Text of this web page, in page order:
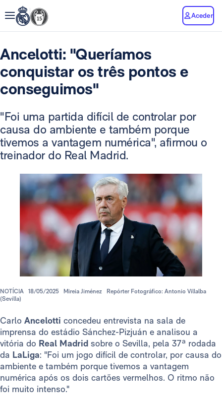
Aceder
Ancelotti: "Queríamos
conquistar os três pontos e
conseguimos"
"Foi uma partida difícil de controlar por
causa do ambiente e também porque
tivemos a vantagem numérica", afirmou o
treinador do Real Madrid.
NOTÍCIA 18/05/2025 Mireia Jiménez
Repórter Fotográfico: Antonio Villalba
(Sevilla)
Carlo Ancelotti concedeu entrevista na sala de
imprensa do estádio Sánchez-Pizjuán e analisou a
vitória do Real Madrid sobre o Sevilla, pela 37ª rodada
da LaLiga: "Foi um jogo difícil de controlar, por causa do
ambiente e também porque tivemos a vantagem
numérica após os dois cartões vermelhos. O ritmo não
foi muito intenso."